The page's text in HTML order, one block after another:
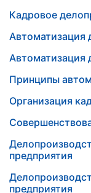
Кадровое
Автоматизация
Автоматизация
Принципы
Организация
предприятия
предприятия